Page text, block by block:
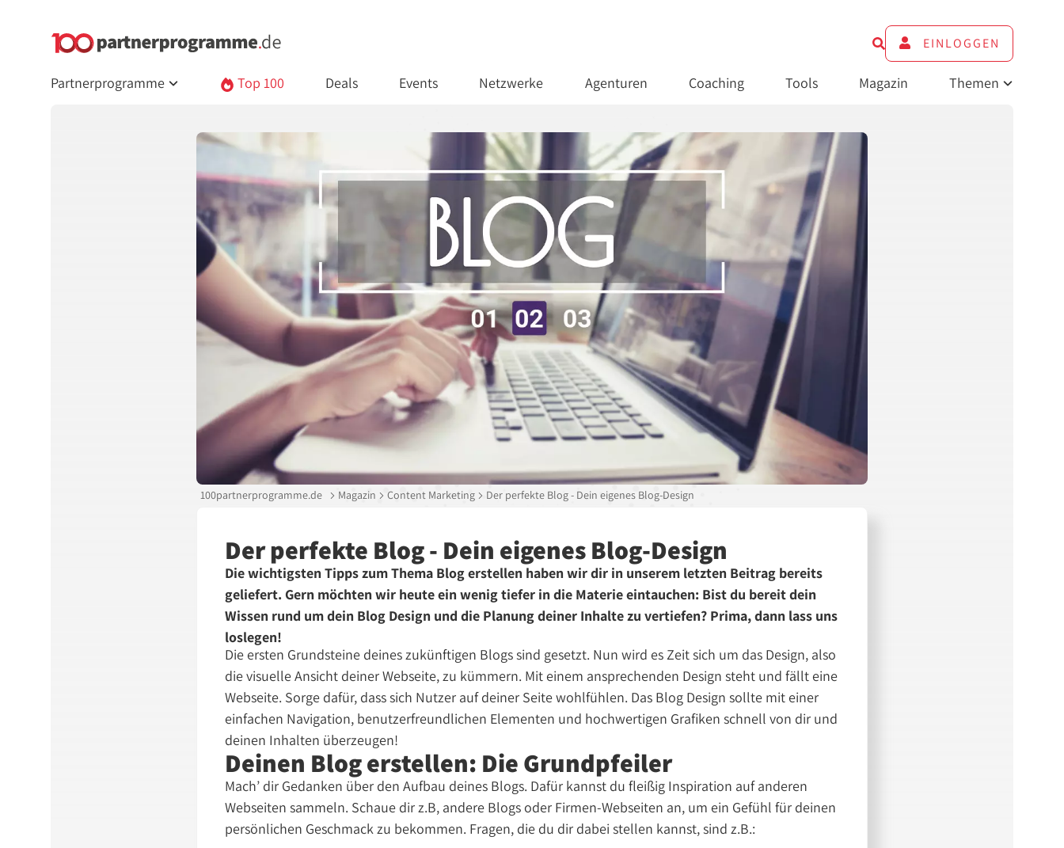
EINLOGGEN
Partnerprogramme Top 100 Deals Events Netzwerke Agenturen Coaching Tools Magazin Themen
100partnerprogramme.de Magazin Content Marketing Der perfekte Blog - Dein eigenes Blog-Design
Der perfekte Blog - Dein eigenes Blog-Design
Die wichtigsten Tipps zum Thema Blog erstellen haben wir dir in unserem letzten Beitrag bereits
geliefert. Gern möchten wir heute ein wenig tiefer in die Materie eintauchen: Bist du bereit dein
Wissen rund um dein Blog Design und die Planung deiner Inhalte zu vertiefen? Prima, dann lass uns
loslegen!
Die ersten Grundsteine deines zukünftigen Blogs sind gesetzt. Nun wird es Zeit sich um das Design, also
die visuelle Ansicht deiner Webseite, zu kümmern. Mit einem ansprechenden Design steht und fällt eine
Webseite. Sorge dafür, dass sich Nutzer auf deiner Seite wohlfühlen. Das Blog Design sollte mit einer
einfachen Navigation, benutzerfreundlichen Elementen und hochwertigen Grafiken schnell von dir und
deinen Inhalten überzeugen!
Deinen Blog erstellen: Die Grundpfeiler
Mach’ dir Gedanken über den Aufbau deines Blogs. Dafür kannst du fleißig Inspiration auf anderen
Webseiten sammeln. Schaue dir z.B, andere Blogs oder Firmen-Webseiten an, um ein Gefühl für deinen
persönlichen Geschmack zu bekommen. Fragen, die du dir dabei stellen kannst, sind z.B.: